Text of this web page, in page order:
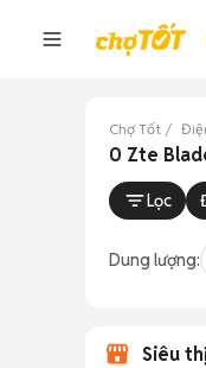
Chợ Tốt
0 Zte
Lọc
Dung lượng:
Siêu